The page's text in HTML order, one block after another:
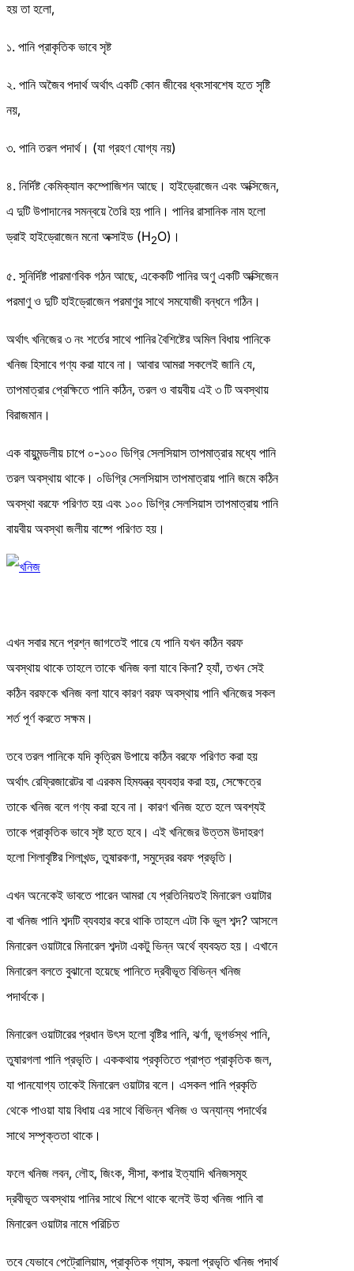
হয় তা হলো,
১. পানি প্রাকৃতিক ভাবে সৃষ্ট
২. পানি অজৈব পদার্থ অর্থাৎ একটি কোন জীবের ধ্বংসাবশেষ হতে সৃষ্টি
নয়,
৩. পানি তরল পদার্থ। (যা গ্রহণ যোগ্য নয়)
৪. নির্দিষ্ট কেমিক্যাল কম্পোজিশন আছে। হাইড্রোজেন এবং অক্সিজেন,
এ দুটি উপাদানের সমন্বয়ে তৈরি হয় পানি। পানির রাসানিক নাম হলো
ড্রাই হাইড্রোজেন মনো অক্সাইড (H2O)।
৫. সুনির্দিষ্ট পারমাণবিক গঠন আছে, একেকটি পানির অণু একটি অক্সিজেন
পরমাণু ও দুটি হাইড্রোজেন পরমাণুর সাথে সমযোজী বন্ধনে গঠিন।
অর্থাৎ খনিজের ৩ নং শর্তের সাথে পানির বৈশিষ্টের অমিল বিধায় পানিকে
খনিজ হিসাবে গণ্য করা যাবে না। আবার আমরা সকলেই জানি যে,
তাপমাত্রার প্রেক্ষিতে পানি কঠিন, তরল ও বায়বীয় এই ৩ টি অবস্থায়
বিরাজমান।
এক বায়ুমন্ডলীয় চাপে ০-১০০ ডিগ্রি সেলসিয়াস তাপমাত্রার মধ্যে পানি
তরল অবস্থায় থাকে। ০ডিগ্রি সেলসিয়াস তাপমাত্রায় পানি জমে কঠিন
অবস্থা বরফে পরিণত হয় এবং ১০০ ডিগ্রি সেলসিয়াস তাপমাত্রায় পানি
বায়বীয় অবস্থা জলীয় বাষ্পে পরিণত হয়।
এখন সবার মনে প্রশ্ন জাগতেই পারে যে পানি যখন কঠিন বরফ
অবস্থায় থাকে তাহলে তাকে খনিজ বলা যাবে কিনা? হ্যাঁ, তখন সেই
কঠিন বরফকে খনিজ বলা যাবে কারণ বরফ অবস্থায় পানি খনিজের সকল
শর্ত পূর্ণ করতে সক্ষম।
তবে তরল পানিকে যদি কৃত্রিম উপায়ে কঠিন বরফে পরিণত করা হয়
অর্থাৎ রেফ্রিজারেটর বা এরকম হিমযন্ত্র ব্যবহার করা হয়, সেক্ষেত্রে
তাকে খনিজ বলে গণ্য করা হবে না। কারণ খনিজ হতে হলে অবশ্যই
তাকে প্রাকৃতিক ভাবে সৃষ্ট হতে হবে। এই খনিজের উত্তম উদাহরণ
হলো শিলাবৃষ্টির শিলাখন্ড, তুষারকণা, সমুদ্রের বরফ প্রভৃতি।
এখন অনেকেই ভাবতে পারেন আমরা যে প্রতিনিয়তই মিনারেল ওয়াটার
বা খনিজ পানি শব্দটি ব্যবহার করে থাকি তাহলে এটা কি ভুল শব্দ? আসলে
মিনারেল ওয়াটারে মিনারেল শব্দটা একটু ভিন্ন অর্থে ব্যবহৃত হয়। এখানে
মিনারেল বলতে বুঝানো হয়েছে পানিতে দ্রবীভূত বিভিন্ন খনিজ
পদার্থকে।
মিনারেল ওয়াটারের প্রধান উৎস হলো বৃষ্টির পানি, ঝর্ণা, ভূগর্ভস্থ পানি,
তুষারগলা পানি প্রভৃতি। এককথায় প্রকৃতিতে প্রাপ্ত প্রাকৃতিক জল,
যা পানযোগ্য তাকেই মিনারেল ওয়াটার বলে। এসকল পানি প্রকৃতি
থেকে পাওয়া যায় বিধায় এর সাথে বিভিন্ন খনিজ ও অন্যান্য পদার্থের
সাথে সম্পৃক্ততা থাকে।
ফলে খনিজ লবন, লৌহ, জিংক, সীসা, কপার ইত্যাদি খনিজসমূহ
দ্রবীভূত অবস্থায় পানির সাথে মিশে থাকে বলেই উহা খনিজ পানি বা
মিনারেল ওয়াটার নামে পরিচিত
তবে যেভাবে পেট্রোলিয়াম, প্রাকৃতিক গ্যাস, কয়লা প্রভৃতি খনিজ পদার্থ